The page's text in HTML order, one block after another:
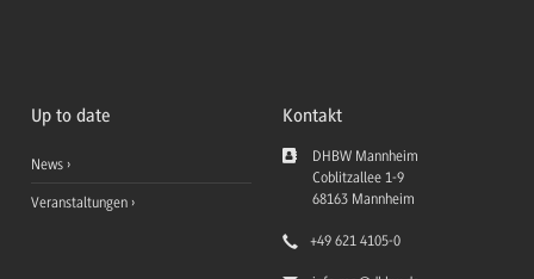
Up to date
News
Veranstaltungen
Kontakt
DHBW Mannheim
Coblitzallee 1-9
68163 Mannheim
+49 621 4105-0